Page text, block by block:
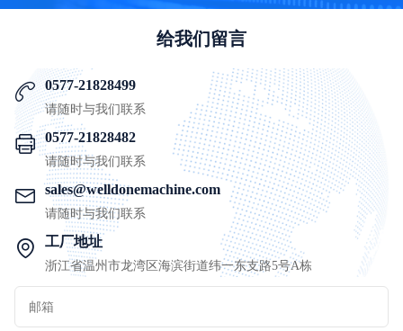
给我们留言
0577-21828499
请随时与我们联系
0577-21828482
请随时与我们联系
sales@welldonemachine.com
请随时与我们联系
工厂地址
浙江省温州市龙湾区海滨街道纬一东支路5号A栋